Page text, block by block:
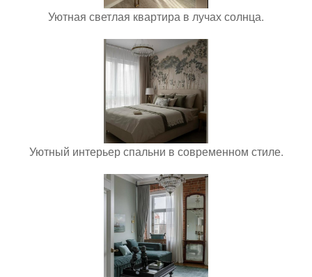
Уютная светлая квартира в лучах солнца.
Уютный интерьер спальни в современном стиле.